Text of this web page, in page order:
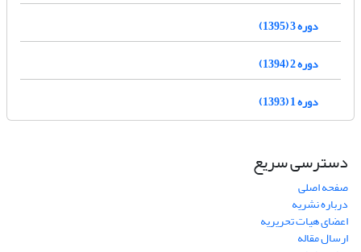
دوره 3 (1395)
دوره 2 (1394)
دوره 1 (1393)
دسترسی سریع
صفحه اصلی
درباره نشریه
اعضای هیات تحریریه
ارسال مقاله